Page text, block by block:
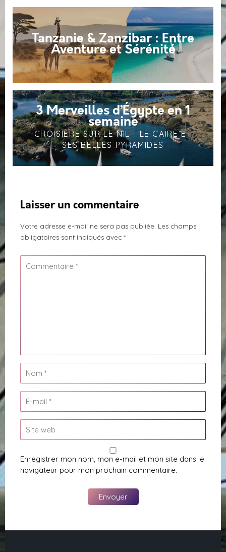
Tanzanie & Zanzibar : Entre
Aventure et Sérénité
3 Merveilles d’Égypte en 1
semaine
CROISIÈRE SUR LE NIL - LE CAIRE ET
SES BELLES PYRAMIDES
Laisser un commentaire
Votre adresse e-mail ne sera pas publiée. Les champs
obligatoires sont indiqués avec *
Enregistrer mon nom, mon e-mail et mon site dans le
navigateur pour mon prochain commentaire.